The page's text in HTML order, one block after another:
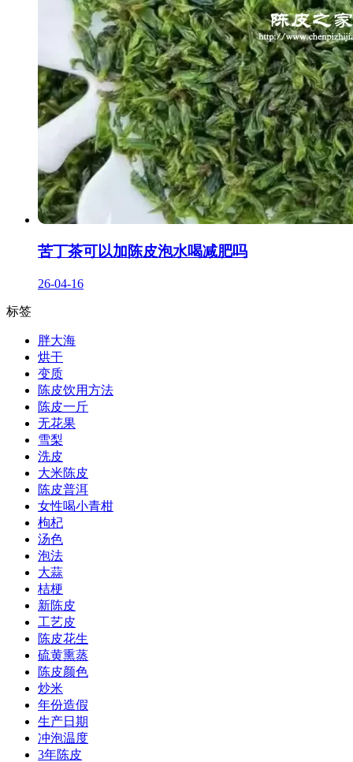
苦丁茶可以加陈皮泡水喝减肥吗
26-04-16
标签
胖大海
烘干
变质
陈皮饮用方法
陈皮一斤
无花果
雪梨
洗皮
大米陈皮
陈皮普洱
女性喝小青柑
枸杞
汤色
泡法
大蒜
桔梗
新陈皮
工艺皮
陈皮花生
硫黄熏蒸
陈皮颜色
炒米
年份造假
生产日期
冲泡温度
3年陈皮